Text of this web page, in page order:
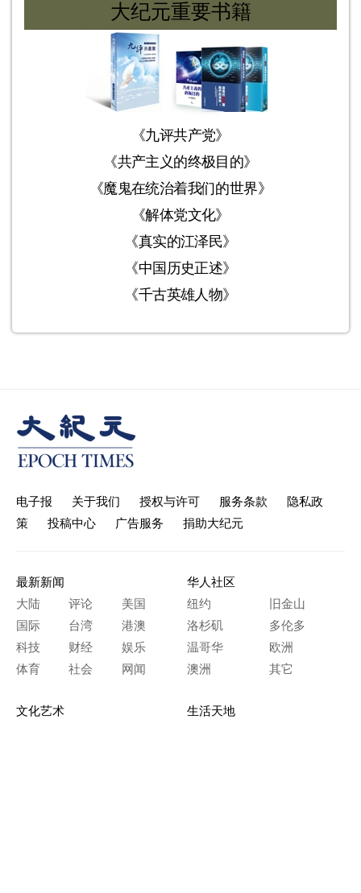
大纪元重要书籍
《九评共产党》
《共产主义的终极目的》
《魔鬼在统治着我们的世界》
《解体党文化》
《真实的江泽民》
《中国历史正述》
《千古英雄人物》
电子报 关于我们 授权与许可 服务条款
隐私政
策
投稿中心 广告服务 捐助大纪元
最新新闻
大陆
评论
美国
国际
台湾
港澳
科技
财经
娱乐
体育
社会 网闻
华人社区
纽约
旧金山
洛杉矶
多伦多
温哥华
欧洲
澳洲
其它
文化艺术
生活天地